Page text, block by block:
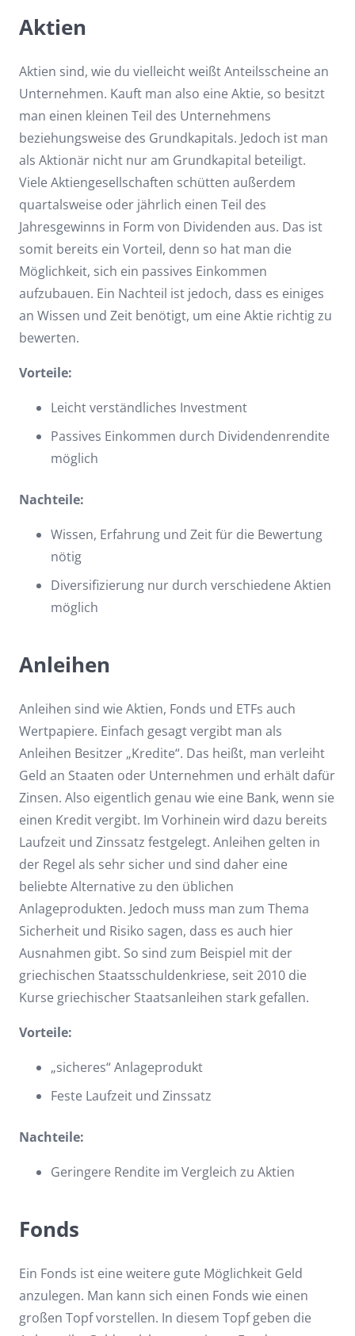
Aktien
Aktien sind, wie du vielleicht weißt Anteilsscheine an
Unternehmen. Kauft man also eine Aktie, so besitzt
man einen kleinen Teil des Unternehmens
beziehungsweise des Grundkapitals. Jedoch ist man
als Aktionär nicht nur am Grundkapital beteiligt.
Viele Aktiengesellschaften schütten außerdem
quartalsweise oder jährlich einen Teil des
Jahresgewinns in Form von Dividenden aus. Das ist
somit bereits ein Vorteil, denn so hat man die
Möglichkeit, sich ein passives Einkommen
aufzubauen. Ein Nachteil ist jedoch, dass es einiges
an Wissen und Zeit benötigt, um eine Aktie richtig zu
bewerten.
Vorteile:
Leicht verständliches Investment
Passives Einkommen durch Dividendenrendite
möglich
Nachteile:
Wissen, Erfahrung und Zeit für die Bewertung
nötig
Diversifizierung nur durch verschiedene Aktien
möglich
Anleihen
Anleihen sind wie Aktien, Fonds und ETFs auch
Wertpapiere. Einfach gesagt vergibt man als
Anleihen Besitzer „Kredite“. Das heißt, man verleiht
Geld an Staaten oder Unternehmen und erhält dafür
Zinsen. Also eigentlich genau wie eine Bank, wenn sie
einen Kredit vergibt. Im Vorhinein wird dazu bereits
Laufzeit und Zinssatz festgelegt. Anleihen gelten in
der Regel als sehr sicher und sind daher eine
beliebte Alternative zu den üblichen
Anlageprodukten. Jedoch muss man zum Thema
Sicherheit und Risiko sagen, dass es auch hier
Ausnahmen gibt. So sind zum Beispiel mit der
griechischen Staatsschuldenkriese, seit 2010 die
Kurse griechischer Staatsanleihen stark gefallen.
Vorteile:
„sicheres“ Anlageprodukt
Feste Laufzeit und Zinssatz
Nachteile:
Geringere Rendite im Vergleich zu Aktien
Fonds
Ein Fonds ist eine weitere gute Möglichkeit Geld
anzulegen. Man kann sich einen Fonds wie einen
großen Topf vorstellen. In diesem Topf geben die